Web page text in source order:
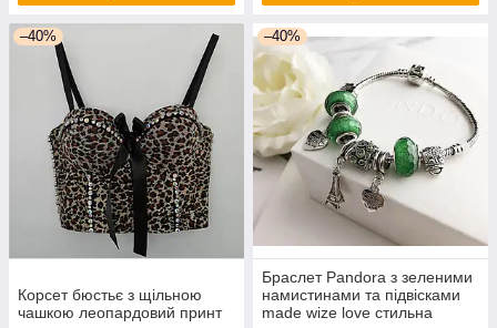
–40%
Корсет бюстьє з щільною
чашкою леопардовий принт
–40%
Браслет Pandora з зеленими
намистинами та підвісками
made wize love стильна